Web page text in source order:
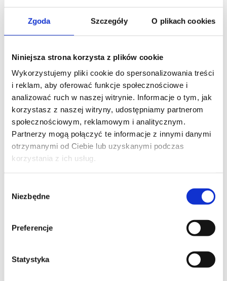
Zgoda Szczegóły O plikach cookies
Niniejsza strona korzysta z plików cookie
Wykorzystujemy pliki cookie do spersonalizowania treści
i reklam, aby oferować funkcje społecznościowe i
analizować ruch w naszej witrynie. Informacje o tym, jak
korzystasz z naszej witryny, udostępniamy partnerom
społecznościowym, reklamowym i analitycznym.
Partnerzy mogą połączyć te informacje z innymi danymi
otrzymanymi od Ciebie lub uzyskanymi podczas
korzystania z ich usług.
zgody
Niezbędne
Preferencje
Statystyka
Szpilka
Profil tiktok Czerwona Szpilka
Profil youtube Czerwona
Szpilka
Kontakt
kontakt@czerwonaszpilka.pl